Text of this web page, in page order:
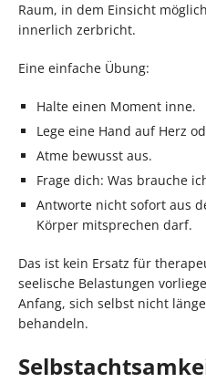
Raum, in dem Einsicht
innerlich zerbricht.
Eine einfache Übung:
Halte einen Moment inne.
Lege eine Hand auf Herz
Atme bewusst aus.
Frage dich: Was brauche
Antworte nicht sofort aus
Körper mitsprechen darf.
Das ist kein Ersatz für
seelische Belastungen
Anfang, sich selbst nicht
behandeln.